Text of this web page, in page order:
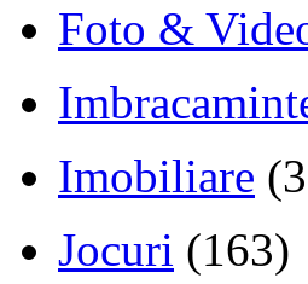
Foto &
Imobiliare
Jocuri (163)